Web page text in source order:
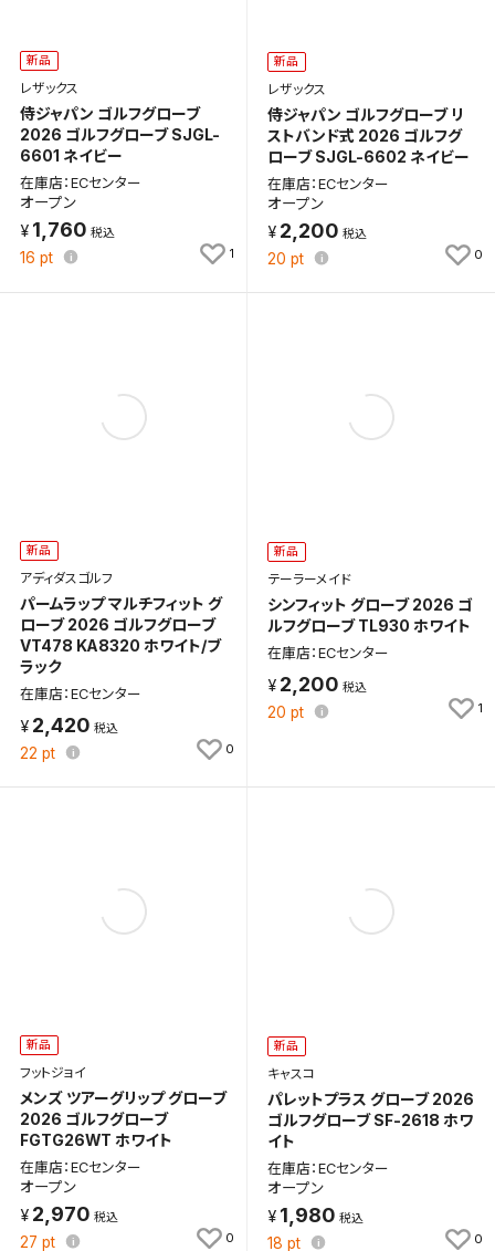
新品
レザックス
侍ジャパン ゴルフグローブ
2026 ゴルフグローブ SJGL-
6601 ネイビー
在庫店：ECセンター
オープン
1,760
16 pt 1
新品
レザックス
侍ジャパン ゴルフグローブ リ
ストバンド式 2026 ゴルフグ
ローブ SJGL-6602 ネイビー
在庫店：ECセンター
オープン
2,200
20 pt 0
新品
アディダスゴルフ
パームラップ マルチフィット グ
ローブ 2026 ゴルフグローブ
VT478 KA8320 ホワイト/ブ
ラック
在庫店：ECセンター
2,420
22 pt 0
新品
テーラーメイド
シンフィット グローブ 2026 ゴ
ルフグローブ TL930 ホワイト
在庫店：ECセンター
2,200
20 pt 1
新品
フットジョイ
メンズ ツアーグリップ グローブ
2026 ゴルフグローブ
FGTG26WT ホワイト
在庫店：ECセンター
オープン
2,970
27 pt 0
新品
キャスコ
パレットプラス グローブ 2026
ゴルフグローブ SF-2618 ホワ
イト
在庫店：ECセンター
オープン
1,980
18 pt 0
検索条件を保存
この検索条件をマイページ内「保存検索条件一覧」に
保存します。
よく探す商品を、毎回条件指定することなく簡単に開
くことができます。
検索条件